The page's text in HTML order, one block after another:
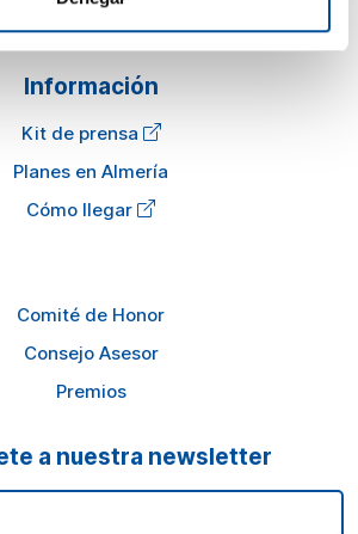
Información
Kit de prensa
Planes en Almería
Cómo llegar
Comité de Honor
Consejo Asesor
Premios
a nuestra newsletter